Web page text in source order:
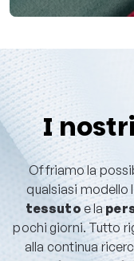
I
Offriamo la
qualsiasi modello
tessuto e la
pochi giorni. Tutto
alla continua